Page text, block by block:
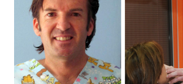
Pascual
Miralles
(Odontólogo)